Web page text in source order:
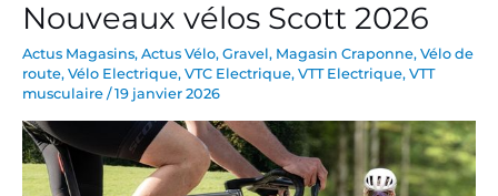
Nouveaux vélos Scott 2026
Actus Magasins, Actus Vélo, Gravel, Magasin Craponne, Vélo de
route, Vélo Electrique, VTC Electrique, VTT Electrique, VTT
musculaire /19 janvier 2026
Nouveaux
Scott
2026